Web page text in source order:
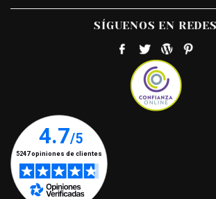
SÍGUENOS EN REDES